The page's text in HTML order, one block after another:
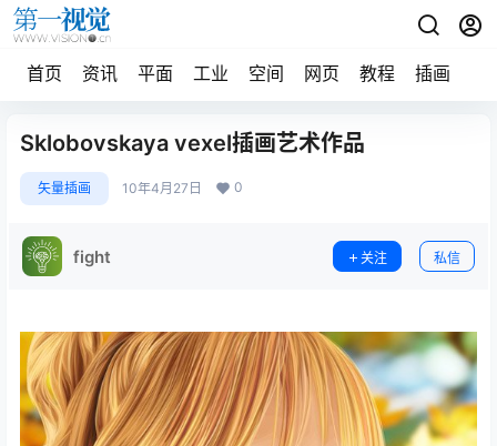
首页 资讯 平面 工业 空间 网页 教程 插画
Sklobovskaya vexel插画艺术作品
矢量插画 10年4月27日 0
fight 关注 私信